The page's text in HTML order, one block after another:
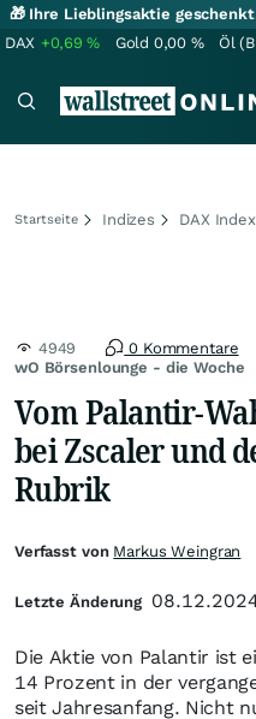
🎁 Ihre Lieblingsaktie
DAX +0,69% Gold 0,00 % Öl
Startseite Indizes DAX Index
wO Börsenlounge - die Woche
4949 0 Kommentare
Vom Palantir-
bei Zscaler und
Rubrik
Die Aktie von Palantir ist
14 Prozent in der
seit Jahresanfang. Nicht
Verfasst von Markus Weingran
Letzte Änderung